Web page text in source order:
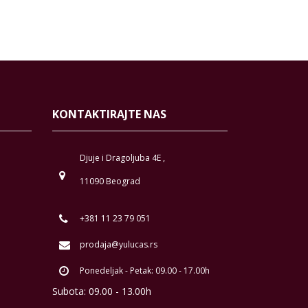
KONTAKTIRAJTE NAS
Djuje i Dragoljuba 4E ,
11090 Beograd
+381 11 23 79 051
prodaja@yulucas.rs
Ponedeljak - Petak: 09.00 - 17.00h
Subota: 09.00 - 13.00h